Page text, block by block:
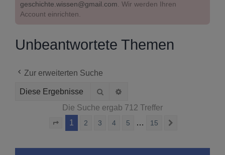
geschichte.wissen@gmail.com. Wir werden Ihren
Account einrichten.
Unbeantwortete Themen
Zur erweiterten Suche
Suche
Die Suche ergab 712 Treffer
Seite von 15
1 2 3 4 5 … 15